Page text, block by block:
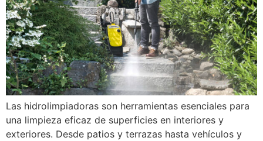
Las hidrolimpiadoras son herramientas esenciales para
una limpieza eficaz de superficies en interiores y
exteriores. Desde patios y terrazas hasta vehículos y